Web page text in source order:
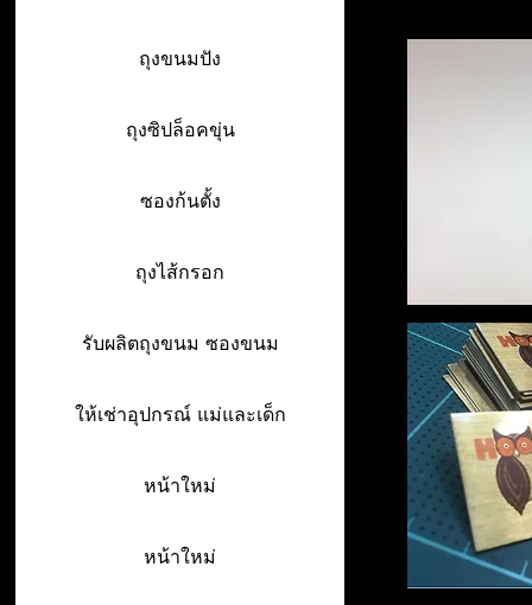
ถุงขนมปัง
ถุงซิปล็อคขุ่น
ซองก้นตั้ง
ถุงไส้กรอก
รับผลิตถุงขนม ซองขนม
ให้เช่าอุปกรณ์ แม่และเด็ก
หน้าใหม่
หน้าใหม่